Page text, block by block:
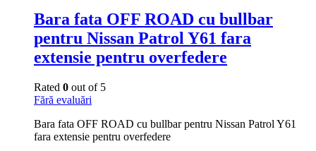
Bara fata OFF ROAD cu bullbar
pentru Nissan Patrol Y61 fara
extensie pentru overfedere
Rated 0 out of 5
Fără evaluări
Bara fata OFF ROAD cu bullbar pentru Nissan Patrol Y61
fara extensie pentru overfedere